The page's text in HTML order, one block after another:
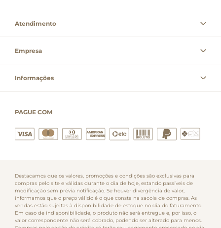
Atendimento
Empresa
Informações
PAGUE COM
Destacamos que os valores, promoções e condições são exclusivas para
compras pelo site e válidas durante o dia de hoje, estando passíveis de
modificação sem prévia notificação. Se houver divergência de valor,
informamos que o preço válido é o que consta na sacola de compras. As
vendas estão sujeitas à disponibilidade de estoque no dia do faturamento.
Em caso de indisponibilidade, o produto não será entregue e, por isso, o
valor correspondente não será cobrado, podendo ser alterado para menos.